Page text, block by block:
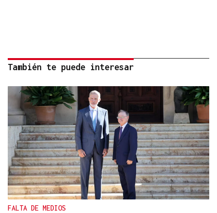
También te puede interesar
FALTA DE MEDIOS